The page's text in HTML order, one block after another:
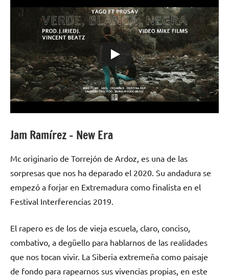
Jam Ramírez – New Era
Mc originario de Torrejón de Ardoz, es una de las
sorpresas que nos ha deparado el 2020. Su andadura se
empezó a forjar en Extremadura como finalista en el
Festival Interferencias 2019.
El rapero es de los de vieja escuela, claro, conciso,
combativo, a degüello para hablarnos de las realidades
que nos tocan vivir. La Siberia extremeña como paisaje
de fondo para rapearnos sus vivencias propias, en este